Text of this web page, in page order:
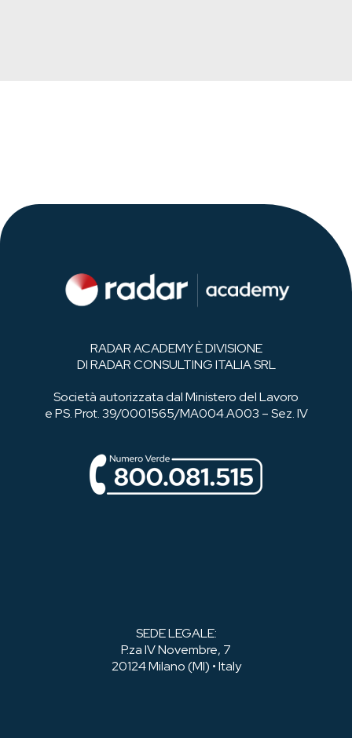
RADAR ACADEMY È DIVISIONE
DI RADAR CONSULTING ITALIA SRL
Società autorizzata dal Ministero del Lavoro
e PS. Prot. 39/0001565/MA004.A003 – Sez. IV
SEDE LEGALE:
P.za IV Novembre, 7
20124 Milano (MI) • Italy